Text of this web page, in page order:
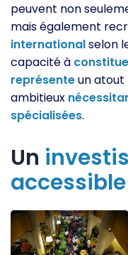
peuvent non
mais également
internationalselon
capacité à
représenteun atout
ambitieux
spécialisées.
Un
accessible